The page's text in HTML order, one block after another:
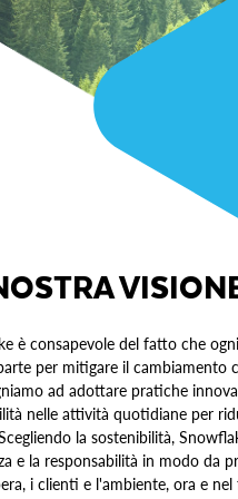
è consapevole del fatto che
per mitigare il cambiamento
ad adottare pratiche
nelle attività quotidiane per
la sostenibilità,
e la responsabilità in modo da
i clienti e l'ambiente, ora e